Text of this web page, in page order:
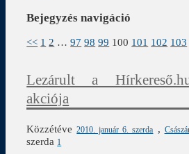
Bejegyzés navigáció
<< 1 2 … 97 98 99 100 101 102 103
Lezárult a
akciója
Közzétéve2010. január 6. szerda ,
szerda 1